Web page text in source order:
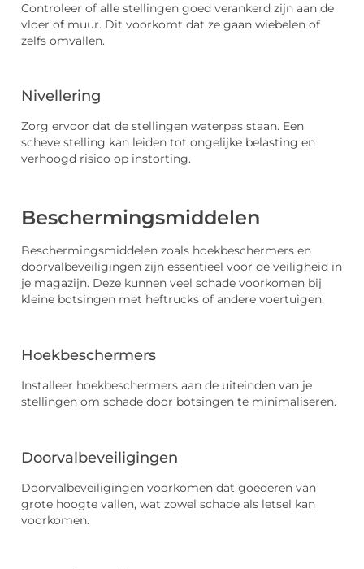
Controleer of alle stellingen goed verankerd zijn aan de
vloer of muur. Dit voorkomt dat ze gaan wiebelen of
zelfs omvallen.
Nivellering
Zorg ervoor dat de stellingen waterpas staan. Een
scheve stelling kan leiden tot ongelijke belasting en
verhoogd risico op instorting.
Beschermingsmiddelen
Beschermingsmiddelen zoals hoekbeschermers en
doorvalbeveiligingen zijn essentieel voor de veiligheid in
je magazijn. Deze kunnen veel schade voorkomen bij
kleine botsingen met heftrucks of andere voertuigen.
Hoekbeschermers
Installeer hoekbeschermers aan de uiteinden van je
stellingen om schade door botsingen te minimaliseren.
Doorvalbeveiligingen
Doorvalbeveiligingen voorkomen dat goederen van
grote hoogte vallen, wat zowel schade als letsel kan
voorkomen.